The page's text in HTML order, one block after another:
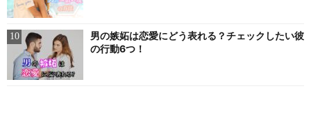
男の嫉妬は恋愛にどう表れる？チェックしたい彼
の行動6つ！